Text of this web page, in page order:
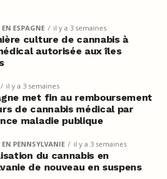
ESPAGNE il y a 3 semaines
culture de cannabis à
autorisée aux îles
il y a 3 semaines
met fin au remboursement
de cannabis médical par
maladie publique
PENNSYLVANIE il y a 3 semaines
du cannabis en
de nouveau en suspens